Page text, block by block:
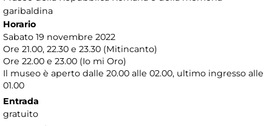
garibaldina
Horario
Sabato 19 novembre 2022
Ore 21.00, 22.30 e 23.30 (Mitincanto)
Ore 22.00 e 23.00 (Io mi Oro)
Il museo è aperto dalle 20.00 alle 02.00, ultimo ingresso alle
01.00
Entrada
gratuito